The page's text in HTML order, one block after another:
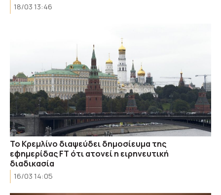
18/03 13:46
Το Κρεμλίνο διαψεύδει δημοσίευμα της
εφημερίδας FT ότι ατονεί η ειρηνευτική
διαδικασία
16/03 14:05